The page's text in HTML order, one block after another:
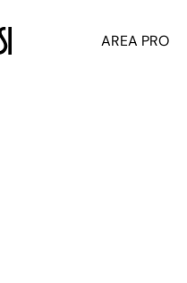
AREA PRO